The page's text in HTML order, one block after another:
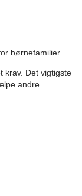
børnefamilier.
krav. Det vigtigste
andre.